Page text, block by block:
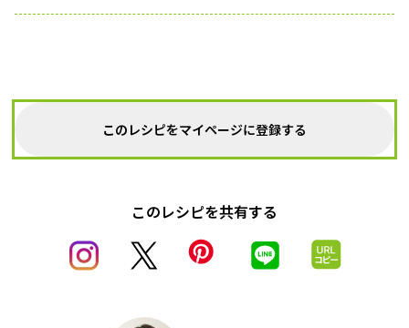
このレシピをマイページに登録する
このレシピを共有する